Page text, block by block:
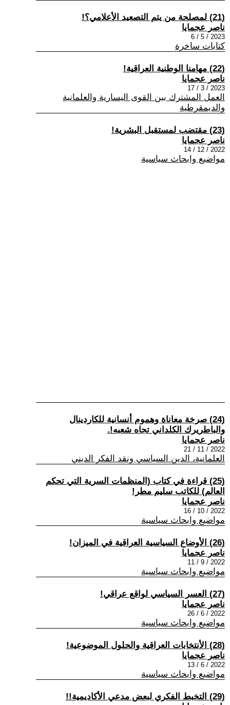
(21) لمصلحة من يتم التصعيد الأعلامي؟!
ناصر عجمايا
2023 / 5 / 6
كتابات ساخرة
(22) مهامنا الوطنية العراقية!
ناصر عجمايا
2023 / 3 / 17
العمل المشترك بين القوى اليسارية والعلمانية
والديمقرطية
(23) مقتضب لمستقبل البشرية!
ناصر عجمايا
2022 / 12 / 14
مواضيع وابحاث سياسية
(24) صرخة معاناة وهموم أنسانية للكاردينال
والباطريرك الكلداني تجاه شعبه!.
ناصر عجمايا
2022 / 11 / 21
العلمانية، الدين السياسي ونقد الفكر الديني
(25) قراءة في كتاب (المنظمات السرية التي تحكم
العالم) للكاتب سليم مطر!
ناصر عجمايا
2022 / 10 / 16
مواضيع وابحاث سياسية
(26) الأوضاع السياسية العراقية في الميزان!
ناصر عجمايا
2022 / 9 / 11
مواضيع وابحاث سياسية
(27) العسر السياسي لواقع عراقي!
ناصر عجمايا
2022 / 6 / 26
مواضيع وابحاث سياسية
(28) الأنتخابات العراقية والحلول الموضوعية!
ناصر عجمايا
2022 / 6 / 13
مواضيع وابحاث سياسية
(29) التخبط الفكري لبعض مدعي الأكاديمية!!